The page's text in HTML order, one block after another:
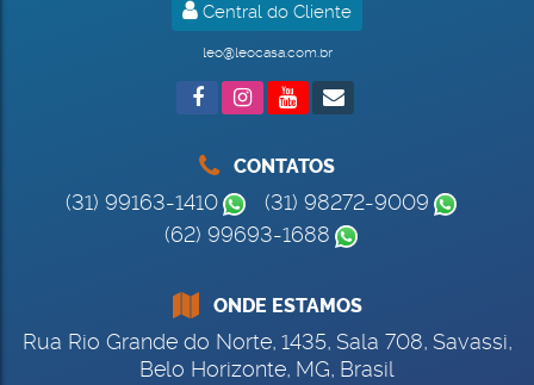
Central do Cliente
leo@leocasa.com.br
CONTATOS
(31) 99163-1410
(31) 98272-9009
(62) 99693-1688
ONDE ESTAMOS
Rua Rio Grande do Norte, 1435, Sala 708, Savassi,
Belo Horizonte, MG, Brasil